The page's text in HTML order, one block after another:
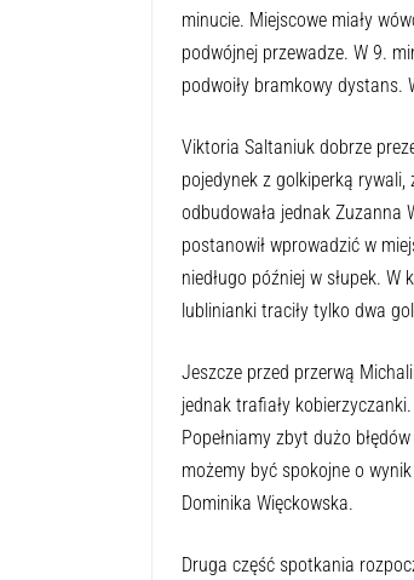
minucie. Miejscowe miały
podwójnej przewadze. W 9.
podwoiły bramkowy dystans.
Viktoria Saltaniuk dobrze
pojedynek z golkiperką
odbudowała jednak Zuzanna
postanowił wprowadzić w
niedługo później w słupek.
lublinianki traciły tylko dwa
Jeszcze przed przerwą
jednak trafiały
Popełniamy zbyt dużo
możemy być spokojne o
Dominika Więckowska.
Druga część spotkania